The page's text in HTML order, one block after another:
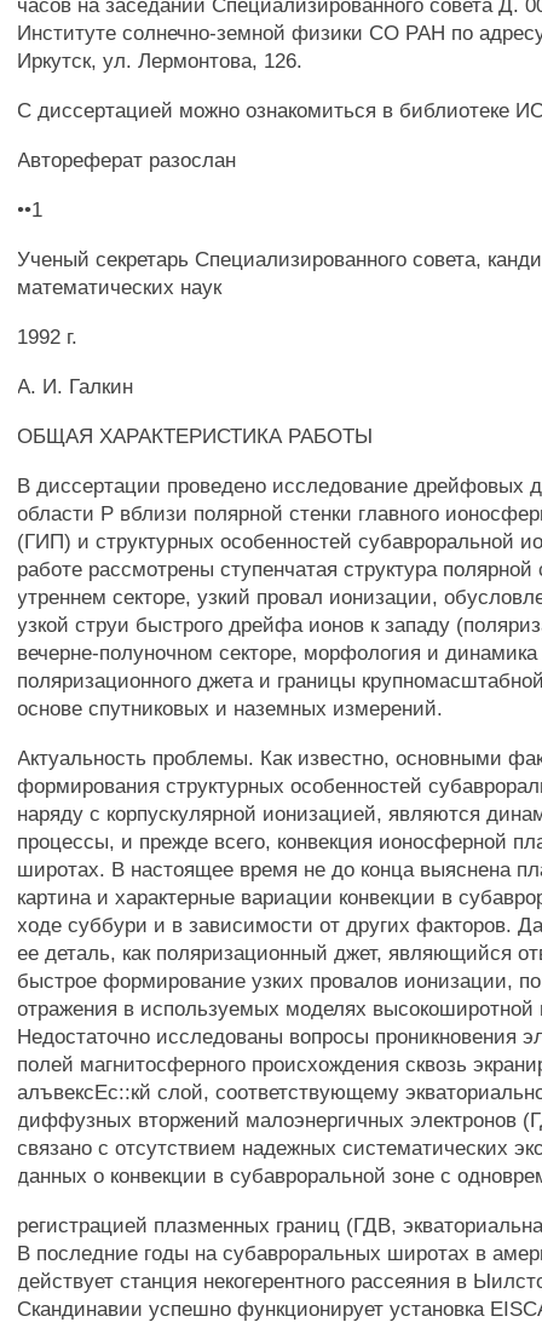
часов на заседании Специализированного совета Д.
Институте солнечно-земной физики СО РАН по
Иркутск, ул. Лермонтова, 126.
С диссертацией можно ознакомиться в библиотеке
Автореферат разослан
••1
Ученый секретарь Специализированного совета,
математических наук
1992 г.
А. И. Галкин
ОБЩАЯ ХАРАКТЕРИСТИКА РАБОТЫ
В диссертации проведено исследование дрейфовых
области Р вблизи полярной стенки главного
(ГИП) и структурных особенностей субавроральной
работе рассмотрены ступенчатая структура
утреннем секторе, узкий провал ионизации,
узкой струи быстрого дрейфа ионов к западу
вечерне-полуночном секторе, морфология и динамика
поляризационного джета и границы
основе спутниковых и наземных измерений.
Актуальность проблемы. Как известно, основными
формирования структурных особенностей
наряду с корпускулярной ионизацией, являются
процессы, и прежде всего, конвекция ионосферной
широтах. В настоящее время не до конца выяснена
картина и характерные вариации конвекции в
ходе суббури и в зависимости от других факторов.
ее деталь, как поляризационный джет, являющийся
быстрое формирование узких провалов ионизации,
отражения в используемых моделях
Недостаточно исследованы вопросы проникновения
полей магнитосферного происхождения сквозь
алъвексЕс::кй слой, соответствующему
диффузных вторжений малоэнергичных электронов
связано с отсутствием надежных систематических
данных о конвекции в субавроральной зоне с
регистрацией плазменных границ (ГДВ,
В последние годы на субавроральных широтах в
действует станция некогерентного рассеяния в
Скандинавии успешно функционирует установка